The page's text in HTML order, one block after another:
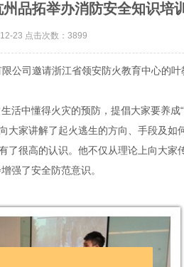
品拓举办消防安全知识培
23 点击次数：3899
司邀请浙江省领安防火教育中心的
懂得火灾的预防，提倡大家要养成
家讲解了起火逃生的方向、手段及
很高的认识。他不仅从理论上向大
强了安全防范意识。